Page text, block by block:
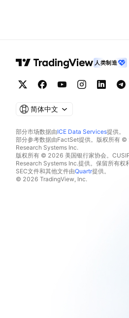
人类制造
简体中文
部分市场数据由ICE Data Services提供。
部分参考数据由FactSet提供。版权所有
Research Systems Inc.
版权所有 © 2026 美国银行家协会。
Research Systems Inc.提供。保留所有权
SEC文件和其他文件由Quartr提供。
© 2026 TradingView, Inc.